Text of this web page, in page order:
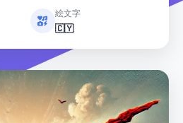
絵文字
🇨🇾